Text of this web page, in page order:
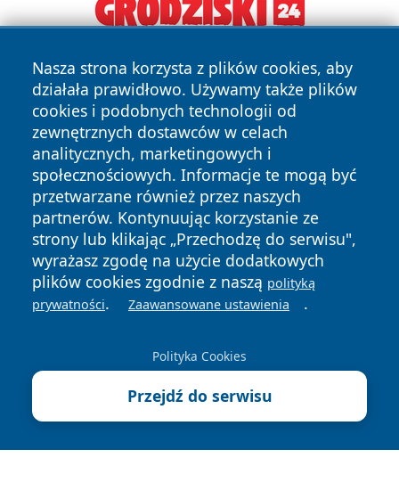
Nasza strona korzysta z plików cookies, aby
działała prawidłowo. Używamy także plików
cookies i podobnych technologii od
zewnętrznych dostawców w celach
analitycznych, marketingowych i
społecznościowych. Informacje te mogą być
przetwarzane również przez naszych
partnerów. Kontynuując korzystanie ze
strony lub klikając „Przechodzę do serwisu",
wyrażasz zgodę na użycie dodatkowych
plików cookies zgodnie z naszą polityką
prywatności. Zaawansowane ustawienia .
Polityka Cookies
Przejdź do serwisu
Copyright © 2026 echolegnica.pl Wszystkie prawa
zastrzeżone.
News Autorzy
Polityka
Prywatności
Polityka
Cookies